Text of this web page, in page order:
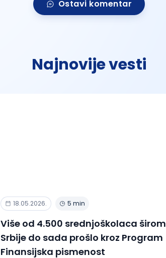
Ostavi komentar
Najnovije vesti
18.05.2026. 5 min
Više od 4.500 srednjoškolaca širom
Srbije do sada prošlo kroz Program
Finansijska pismenost